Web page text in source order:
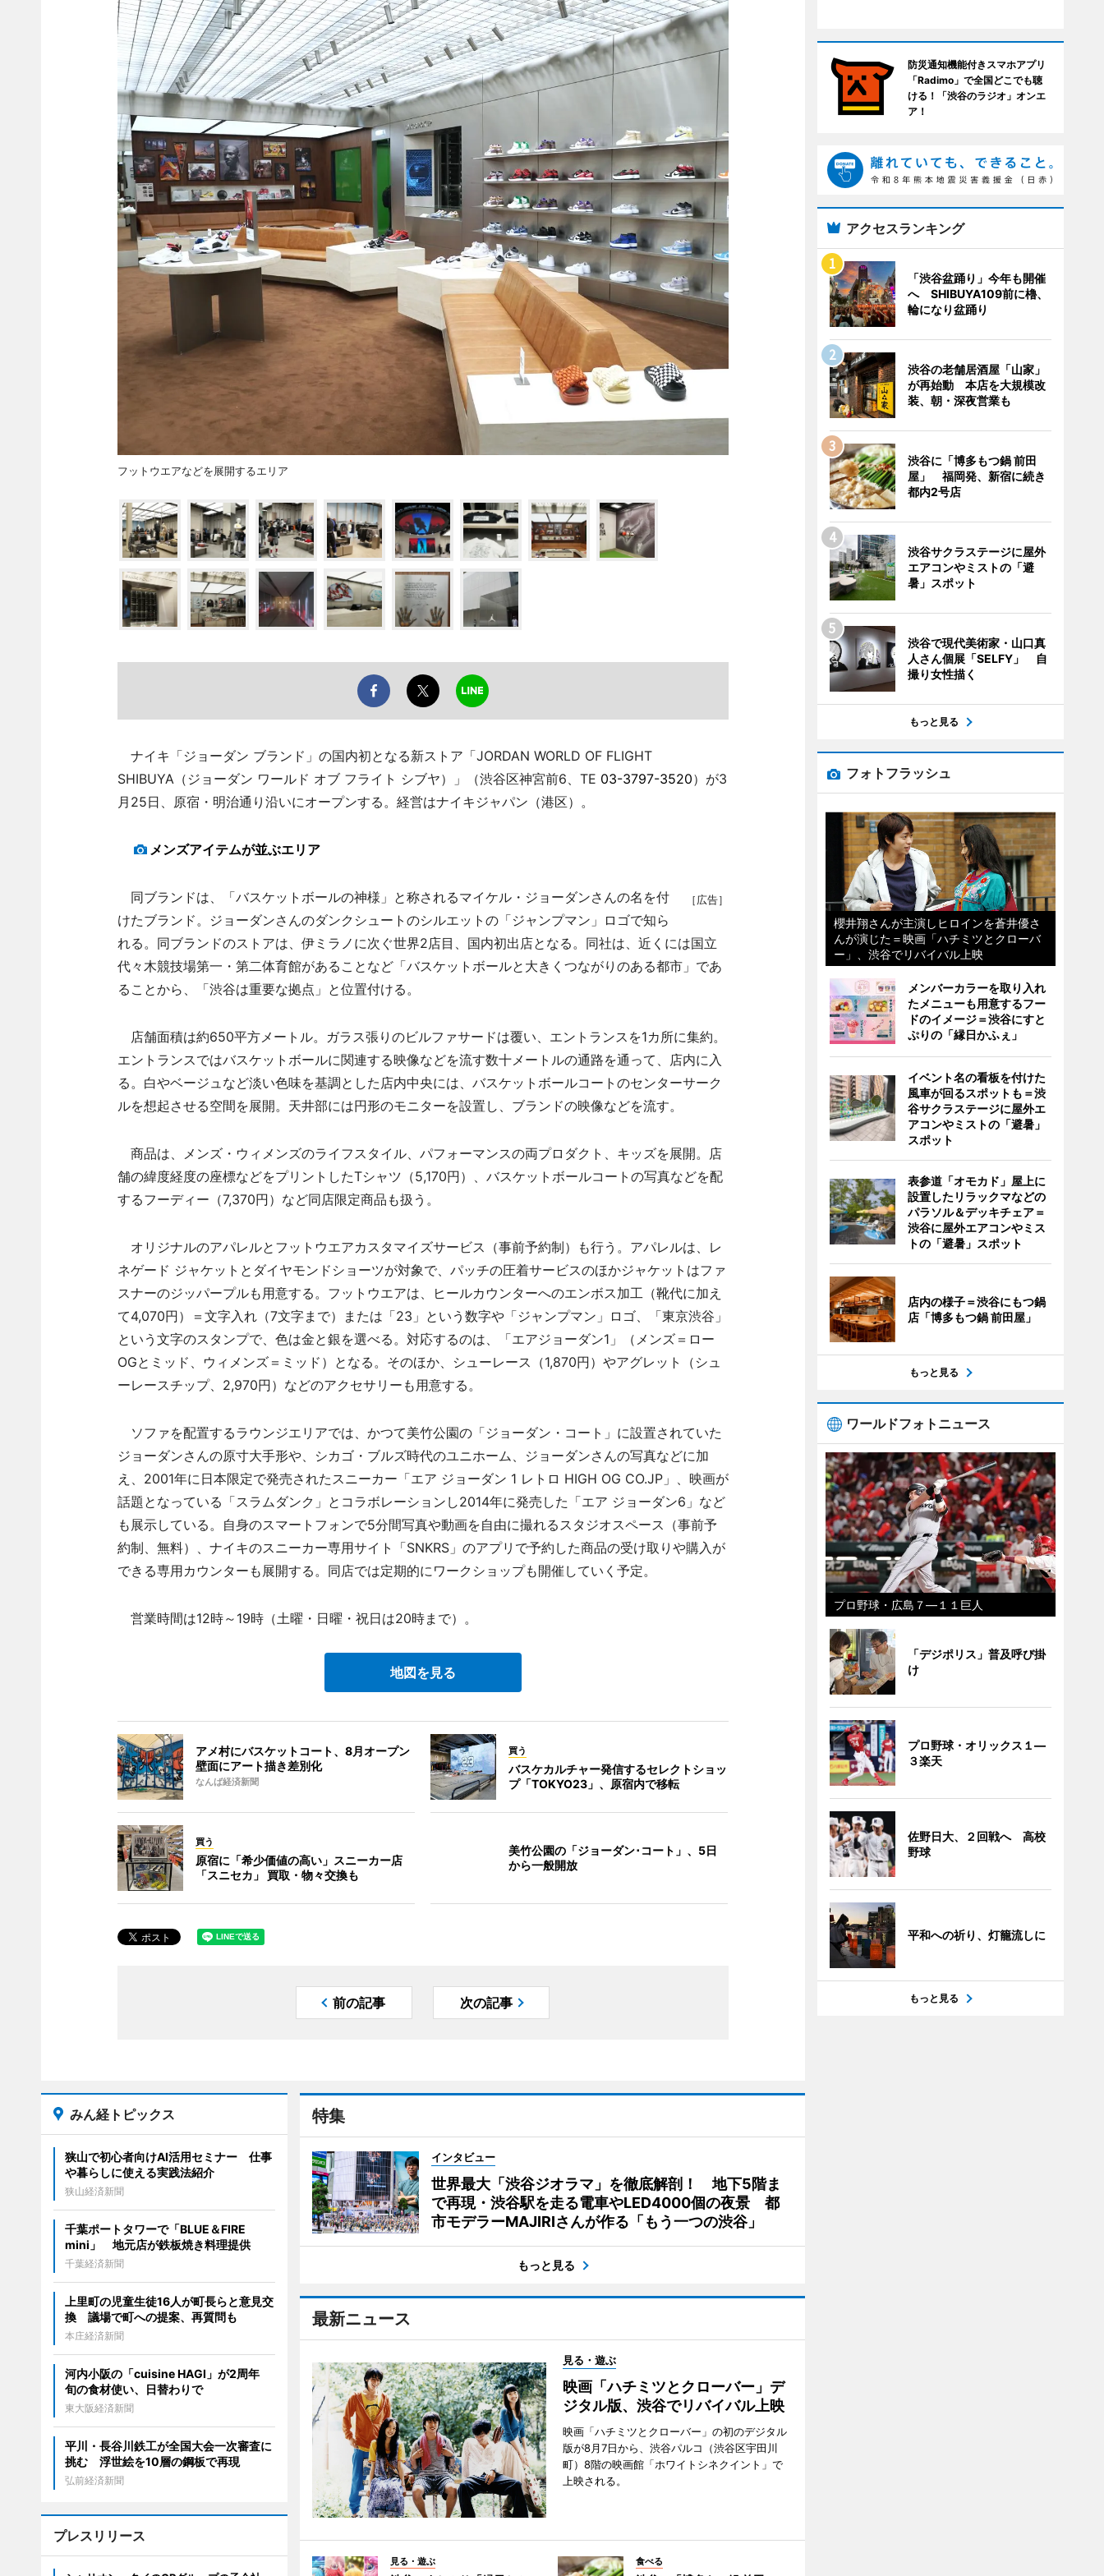
フットウエアなどを展開するエリア
ナイキ「ジョーダン ブランド」の国内初となる新ストア「JORDAN WORLD OF FLIGHT
SHIBUYA（ジョーダン ワールド オブ フライト シブヤ）」（渋谷区神宮前6、TE 03-3797-3520）が3
月25日、原宿・明治通り沿いにオープンする。経営はナイキジャパン（港区）。
メンズアイテムが並ぶエリア
［広告］
同ブランドは、「バスケットボールの神様」と称されるマイケル・ジョーダンさんの名を付
けたブランド。ジョーダンさんのダンクシュートのシルエットの「ジャンプマン」ロゴで知ら
れる。同ブランドのストアは、伊ミラノに次ぐ世界2店目、国内初出店となる。同社は、近くには国立
代々木競技場第一・第二体育館があることなど「バスケットボールと大きくつながりのある都市」であ
ることから、「渋谷は重要な拠点」と位置付ける。
店舗面積は約650平方メートル。ガラス張りのビルファサードは覆い、エントランスを1カ所に集約。
エントランスではバスケットボールに関連する映像などを流す数十メートルの通路を通って、店内に入
る。白やベージュなど淡い色味を基調とした店内中央には、バスケットボールコートのセンターサーク
ルを想起させる空間を展開。天井部には円形のモニターを設置し、ブランドの映像などを流す。
商品は、メンズ・ウィメンズのライフスタイル、パフォーマンスの両プロダクト、キッズを展開。店
舗の緯度経度の座標などをプリントしたTシャツ（5,170円）、バスケットボールコートの写真などを配
するフーディー（7,370円）など同店限定商品も扱う。
オリジナルのアパレルとフットウエアカスタマイズサービス（事前予約制）も行う。アパレルは、レ
ネゲード ジャケットとダイヤモンドショーツが対象で、パッチの圧着サービスのほかジャケットはファ
スナーのジッパープルも用意する。フットウエアは、ヒールカウンターへのエンボス加工（靴代に加え
て4,070円）＝文字入れ（7文字まで）または「23」という数字や「ジャンプマン」ロゴ、「東京渋谷」
という文字のスタンプで、色は金と銀を選べる。対応するのは、「エアジョーダン1」（メンズ＝ロー
OGとミッド、ウィメンズ＝ミッド）となる。そのほか、シューレース（1,870円）やアグレット（シュ
ーレースチップ、2,970円）などのアクセサリーも用意する。
ソファを配置するラウンジエリアでは、かつて美竹公園の「ジョーダン・コート」に設置されていた
ジョーダンさんの原寸大手形や、シカゴ・ブルズ時代のユニホーム、ジョーダンさんの写真などに加
え、2001年に日本限定で発売されたスニーカー「エア ジョーダン 1 レトロ HIGH OG CO.JP」、映画が
話題となっている「スラムダンク」とコラボレーションし2014年に発売した「エア ジョーダン6」など
も展示している。自身のスマートフォンで5分間写真や動画を自由に撮れるスタジオスペース（事前予
約制、無料）、ナイキのスニーカー専用サイト「SNKRS」のアプリで予約した商品の受け取りや購入が
できる専用カウンターも展開する。同店では定期的にワークショップも開催していく予定。
営業時間は12時～19時（土曜・日曜・祝日は20時まで）。
地図を見る
アメ村にバスケットコート、8月オープン
壁面にアート描き差別化
なんば経済新聞
買う
バスケカルチャー発信するセレクトショッ
プ「TOKYO23」、原宿内で移転
買う
原宿に「希少価値の高い」スニーカー店
「スニセカ」 買取・物々交換も
美竹公園の「ジョーダン･コート」、5日
から一般開放
前の記事 次の記事
特集
インタビュー
世界最大「渋谷ジオラマ」を徹底解剖！ 地下5階ま
で再現・渋谷駅を走る電車やLED4000個の夜景 都
市モデラーMAJIRIさんが作る「もう一つの渋谷」
もっと見る
最新ニュース
見る・遊ぶ
映画「ハチミツとクローバー」デ
ジタル版、渋谷でリバイバル上映
映画「ハチミツとクローバー」の初のデジタル
版が8月7日から、渋谷パルコ（渋谷区宇田川
町）8階の映画館「ホワイトシネクイント」で
上映される。
見る・遊ぶ 食べる
みん経トピックス
狭山で初心者向けAI活用セミナー 仕事
や暮らしに使える実践法紹介
狭山経済新聞
千葉ポートタワーで「BLUE＆FIRE
mini」 地元店が鉄板焼き料理提供
千葉経済新聞
上里町の児童生徒16人が町長らと意見交
換 議場で町への提案、再質問も
本庄経済新聞
河内小阪の「cuisine HAGI」が2周年
旬の食材使い、日替わりで
東大阪経済新聞
平川・長谷川鉄工が全国大会一次審査に
挑む 浮世絵を10層の鋼板で再現
弘前経済新聞
プレスリリース
防災通知機能付きスマホアプリ
「Radimo」で全国どこでも聴
ける！「渋谷のラジオ」オンエ
ア！
アクセスランキング
「渋谷盆踊り」今年も開催
へ SHIBUYA109前に櫓、
輪になり盆踊り
渋谷の老舗居酒屋「山家」
が再始動 本店を大規模改
装、朝・深夜営業も
渋谷に「博多もつ鍋 前田
屋」 福岡発、新宿に続き
都内2号店
渋谷サクラステージに屋外
エアコンやミストの「避
暑」スポット
渋谷で現代美術家・山口真
人さん個展「SELFY」 自
撮り女性描く
もっと見る
フォトフラッシュ
櫻井翔さんが主演しヒロインを蒼井優さ
んが演じた＝映画「ハチミツとクローバ
ー」、渋谷でリバイバル上映
メンバーカラーを取り入れ
たメニューも用意するフー
ドのイメージ＝渋谷にすと
ぷりの「縁日かふぇ」
イベント名の看板を付けた
風車が回るスポットも＝渋
谷サクラステージに屋外エ
アコンやミストの「避暑」
スポット
表参道「オモカド」屋上に
設置したリラックマなどの
パラソル＆デッキチェア＝
渋谷に屋外エアコンやミス
トの「避暑」スポット
店内の様子＝渋谷にもつ鍋
店「博多もつ鍋 前田屋」
もっと見る
ワールドフォトニュース
プロ野球・広島７―１１巨人
「デジポリス」普及呼び掛
け
プロ野球・オリックス１―
３楽天
佐野日大、２回戦へ 高校
野球
平和への祈り、灯籠流しに
もっと見る